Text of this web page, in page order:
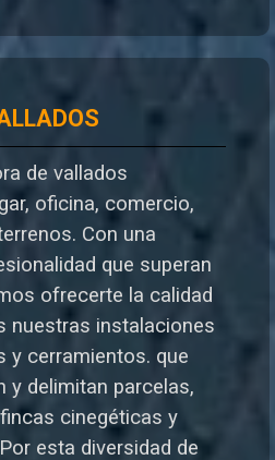
de vallados
oficina, comercio,
Con una
que superan
ofrecerte la calidad
nuestras instalaciones
y cerramientos. que
y delimitan parcelas,
cinegéticas y
Por esta diversidad de